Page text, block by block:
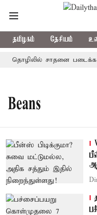
தமிழகம் தேசியம்
தொழிலில் சாதனை படைக்க
Beans